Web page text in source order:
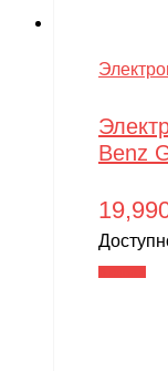
Benz